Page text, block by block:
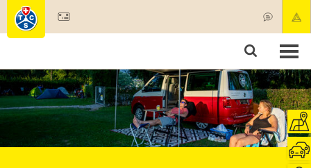
Societariato & prestazioni
Test, sicurezza & salute